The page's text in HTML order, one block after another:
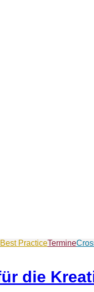
Best PracticeTermine